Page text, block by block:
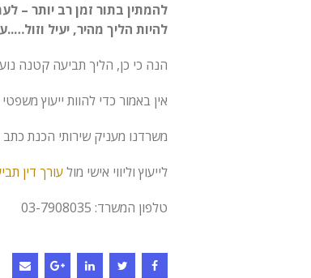
להמתין בתור זמן רב יותר –
להיות הליך מהיר, יעיל
הנה כי כן, הליך תביעה קטנה
אין באמור כדי להוות ייעוץ
משרדנו מעניק שירותי הכנת
לייעוץ וליווי אישי מולעורך דין
טלפון המשרד: 03-7908035